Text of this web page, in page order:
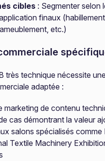
cibles : Segmenter selon
finaux
etc.)
très technique nécessite une
adaptée :
marketing de contenu
cas démontrant la valeur
salons spécialisés comme
Textile Machinery